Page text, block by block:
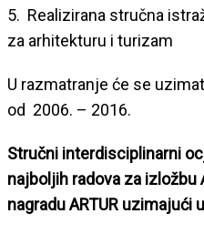
5. Realizirana stručna
za arhitekturu i turizam
U razmatranje će se
od 2006. – 2016.
Stručni interdisciplinarni
najboljih radova za izložbu
nagradu ARTUR